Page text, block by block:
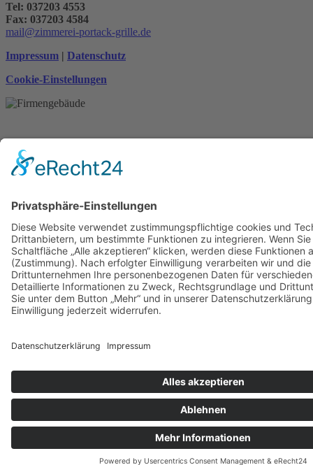
Tel: 037203 4553
Fax: 037203 4584
mail@zimmerei-portack-grille.de
Impressum | Datenschutz
Cookie-Einstellungen